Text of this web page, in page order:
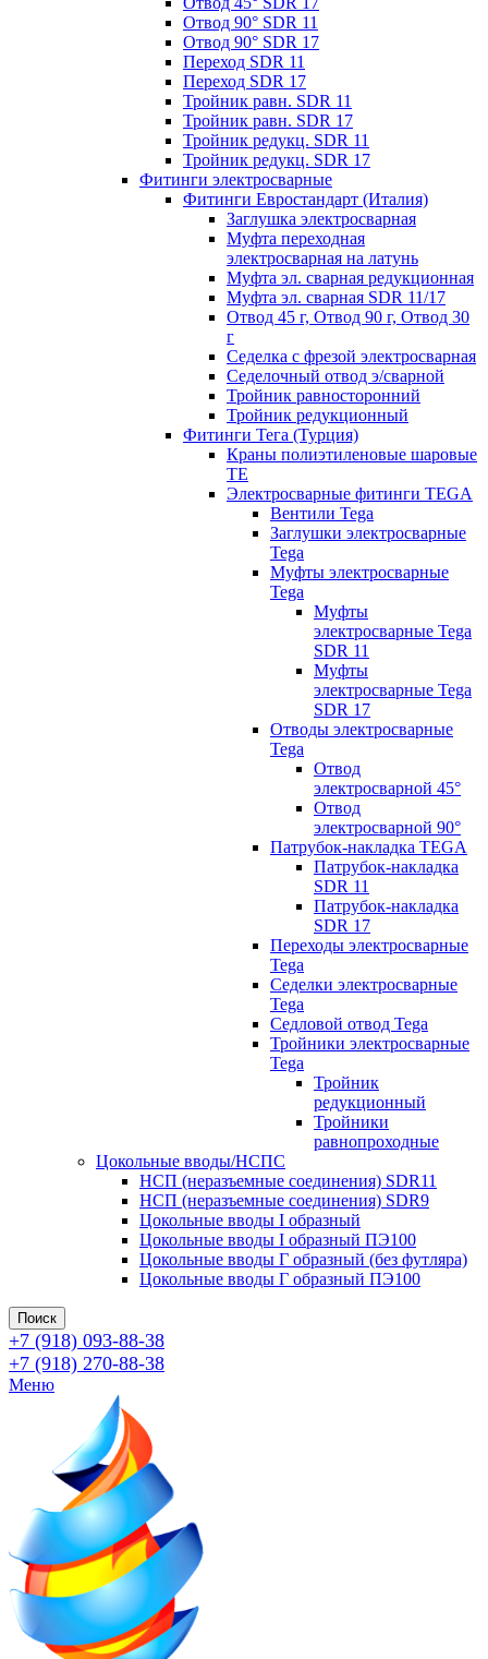
Отвод 90° SDR 11
Отвод 90° SDR 17
Переход SDR 11
Переход SDR 17
Тройник равн. SDR 11
Тройник равн. SDR 17
Тройник редукц. SDR 11
Тройник редукц. SDR 17
Фитинги электросварные
Фитинги Евростандарт (Италия)
Заглушка электросварная
Муфта переходная
электросварная на латунь
Муфта эл. cварная редукционная
Муфта эл. сварная SDR 11/17
Отвод 45 г, Отвод 90 г, Отвод 30
г
Седелка с фрезой электросварная
Седелочный отвод э/сварной
Тройник равносторонний
Тройник редукционный
Фитинги Тега (Турция)
Краны полиэтиленовые шаровые
TE
Электросварные фитинги TEGA
Вентили Tega
Заглушки электросварные
Tega
Муфты электросварные
Tega
Муфты
электросварные Tega
SDR 11
Муфты
электросварные Tega
SDR 17
Отводы электросварные
Tega
Отвод
электросварной 45°
Отвод
электросварной 90°
Патрубок-накладка TEGA
Патрубок-накладка
SDR 11
Патрубок-накладка
SDR 17
Переходы электросварные
Tega
Седелки электросварные
Tega
Седловой отвод Tega
Тройники электросварные
Tega
Тройник
редукционный
Тройники
равнопроходные
Цокольные вводы/НСПС
НСП (неразъемные соединения) SDR11
НСП (неразъемные соединения) SDR9
Цокольные вводы I образный
Цокольные вводы I образный ПЭ100
Цокольные вводы Г образный (без футляра)
Цокольные вводы Г образный ПЭ100
Поиск
+7 (918) 093-88-38
+7 (918) 270-88-38
Меню